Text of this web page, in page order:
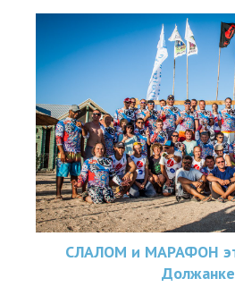
Активности
Новости
Медиа
Медиа архив
Фотки
СЛАЛОМ и МАРАФОН